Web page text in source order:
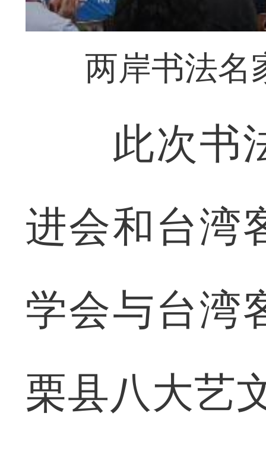
两岸书法名
此次书法
进会和台湾
学会与台湾
栗县八大艺